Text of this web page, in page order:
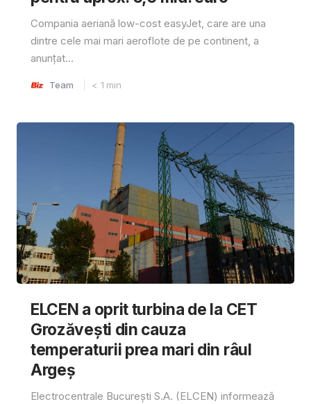
Compania aeriană low-cost easyJet, care are una
dintre cele mai mari aeroflote de pe continent, a
anunțat...
Team < 1 min
ELCEN a oprit turbina de la CET
Grozăvești din cauza
temperaturii prea mari din râul
Argeș
Electrocentrale București S.A. (ELCEN) informează